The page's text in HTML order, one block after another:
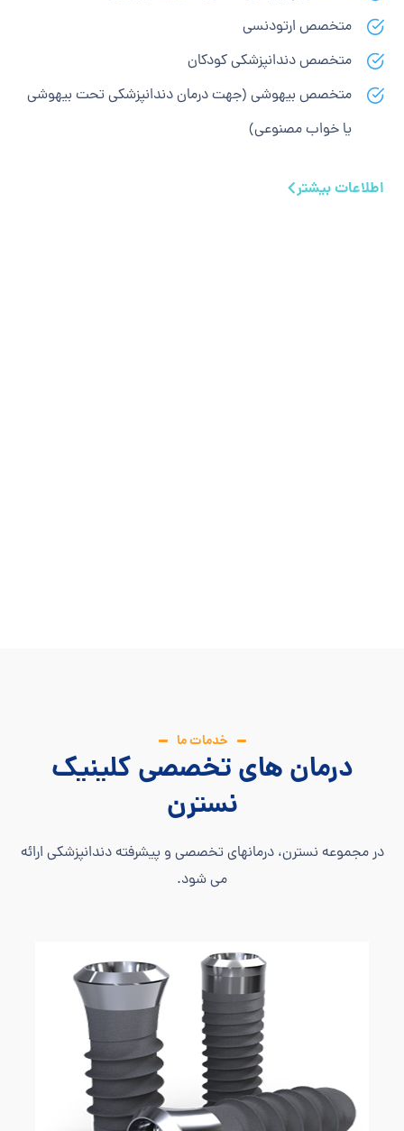
متخصص ارتودنسی
متخصص دندانپزشکی کودکان
متخصص بیهوشی (جهت درمان دندانپزشکی تحت بیهوشی
یا خواب مصنوعی)
اطلاعات بیشتر
خدمات ما
درمان های تخصصی کلینیک
نسترن
در مجموعه نسترن، درمانهای تخصصی و پیشرفته دندانپزشکی ارائه
می شود.